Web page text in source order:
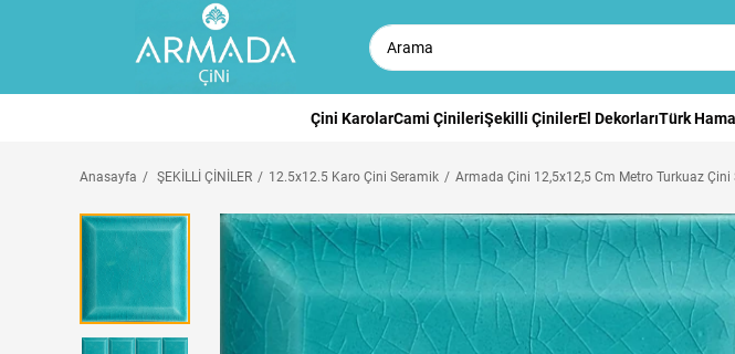
Çini KarolarCami ÇinileriŞekilli ÇinilerEl DekorlarıTürk
Anasayfa ŞEKİLLİ ÇİNİLER 12.5x12.5 Karo Çini Seramik Armada Çini 12,5x12,5 Cm Metro Turkuaz Çini